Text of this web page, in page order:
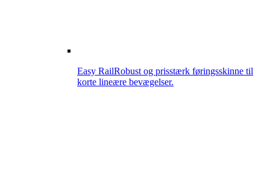
Easy RailRobust og prisstærk føringsskinne til
korte lineære bevægelser.